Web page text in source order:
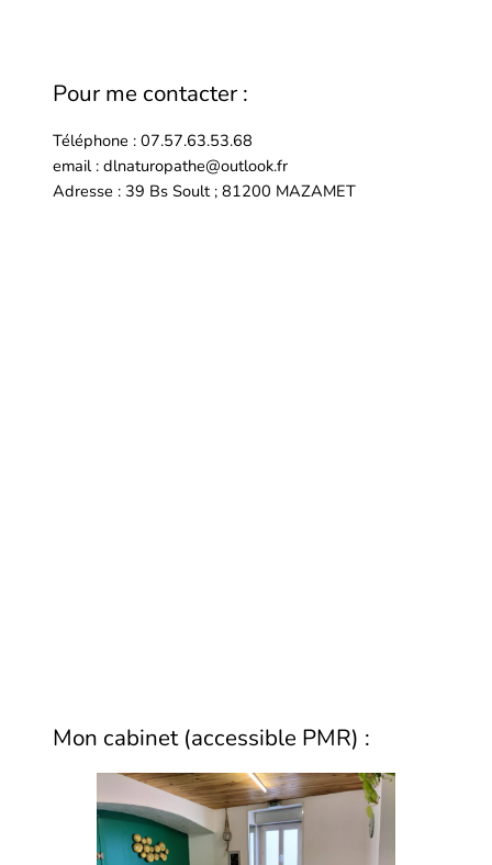
Pour me contacter :
Téléphone : 07.57.63.53.68
email : dlnaturopathe@outlook.fr
Adresse : 39 Bs Soult ; 81200 MAZAMET
Mon cabinet (accessible PMR) :